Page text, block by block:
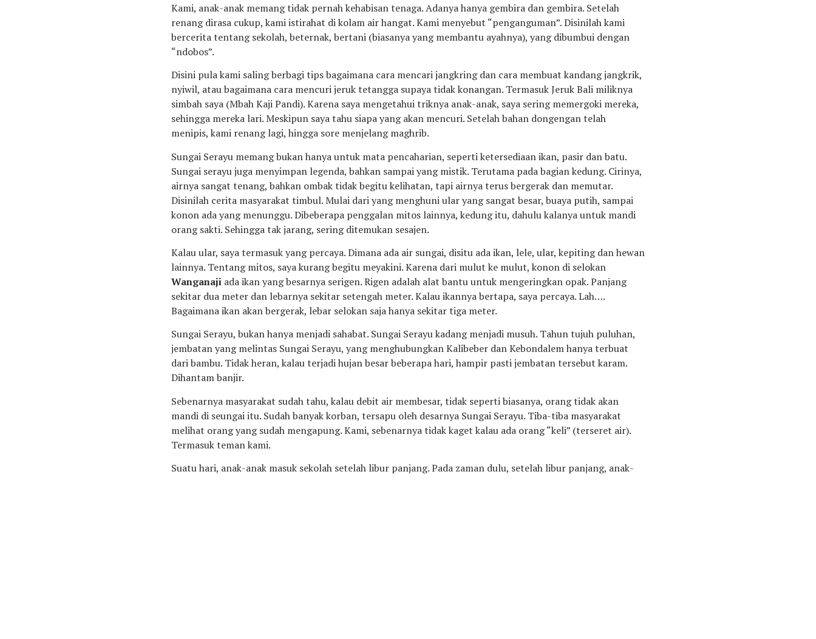
Kami, anak-anak memang tidak pernah kehabisan tenaga. Adanya hanya gembira dan gembira. Setelah
renang dirasa cukup, kami istirahat di kolam air hangat. Kami menyebut “penganguman”. Disinilah kami
bercerita tentang sekolah, beternak, bertani (biasanya yang membantu ayahnya), yang dibumbui dengan
“ndobos”.
Disini pula kami saling berbagi tips bagaimana cara mencari jangkring dan cara membuat kandang jangkrik,
nyiwil, atau bagaimana cara mencuri jeruk tetangga supaya tidak konangan. Termasuk Jeruk Bali miliknya
simbah saya (Mbah Kaji Pandi). Karena saya mengetahui triknya anak-anak, saya sering memergoki mereka,
sehingga mereka lari. Meskipun saya tahu siapa yang akan mencuri. Setelah bahan dongengan telah
menipis, kami renang lagi, hingga sore menjelang maghrib.
Sungai Serayu memang bukan hanya untuk mata pencaharian, seperti ketersediaan ikan, pasir dan batu.
Sungai serayu juga menyimpan legenda, bahkan sampai yang mistik. Terutama pada bagian kedung. Cirinya,
airnya sangat tenang, bahkan ombak tidak begitu kelihatan, tapi airnya terus bergerak dan memutar.
Disinilah cerita masyarakat timbul. Mulai dari yang menghuni ular yang sangat besar, buaya putih, sampai
konon ada yang menunggu. Dibeberapa penggalan mitos lainnya, kedung itu, dahulu kalanya untuk mandi
orang sakti. Sehingga tak jarang, sering ditemukan sesajen.
Kalau ular, saya termasuk yang percaya. Dimana ada air sungai, disitu ada ikan, lele, ular, kepiting dan hewan
lainnya. Tentang mitos, saya kurang begitu meyakini. Karena dari mulut ke mulut, konon di selokan
Wanganaji ada ikan yang besarnya serigen. Rigen adalah alat bantu untuk mengeringkan opak. Panjang
sekitar dua meter dan lebarnya sekitar setengah meter. Kalau ikannya bertapa, saya percaya. Lah….
Bagaimana ikan akan bergerak, lebar selokan saja hanya sekitar tiga meter.
Sungai Serayu, bukan hanya menjadi sahabat. Sungai Serayu kadang menjadi musuh. Tahun tujuh puluhan,
jembatan yang melintas Sungai Serayu, yang menghubungkan Kalibeber dan Kebondalem hanya terbuat
dari bambu. Tidak heran, kalau terjadi hujan besar beberapa hari, hampir pasti jembatan tersebut karam.
Dihantam banjir.
Sebenarnya masyarakat sudah tahu, kalau debit air membesar, tidak seperti biasanya, orang tidak akan
mandi di seungai itu. Sudah banyak korban, tersapu oleh desarnya Sungai Serayu. Tiba-tiba masyarakat
melihat orang yang sudah mengapung. Kami, sebenarnya tidak kaget kalau ada orang “keli” (terseret air).
Termasuk teman kami.
Suatu hari, anak-anak masuk sekolah setelah libur panjang. Pada zaman dulu, setelah libur panjang, anak-